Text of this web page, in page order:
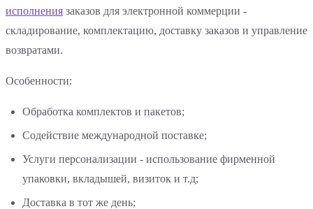
исполнения заказов для электронной коммерции -
складирование, комплектацию, доставку заказов и управление
возвратами.
Особенности:
Обработка комплектов и пакетов;
Содействие международной поставке;
Услуги персонализации - использование фирменной
упаковки, вкладышей, визиток и т.д;
Доставка в тот же день;